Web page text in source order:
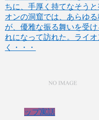
ちに、手厚く持てなそう
オンの洞窟では、あらゆ
が、優雅な振る舞いを受
れになって訪れた。ライ
く・・・
ップ寓話